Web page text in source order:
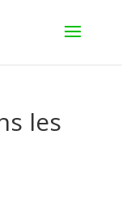
les